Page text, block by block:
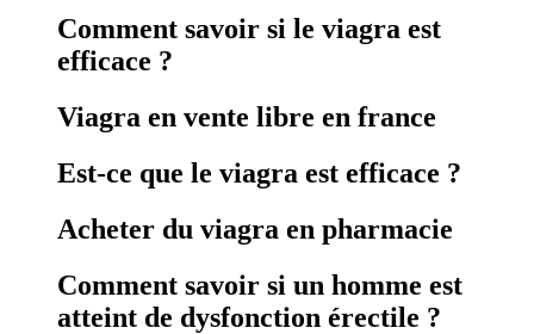
Comment savoir si le viagra est
efficace ?
Viagra en vente libre en france
Est-ce que le viagra est efficace ?
Acheter du viagra en pharmacie
Comment savoir si un homme est
atteint de dysfonction érectile ?